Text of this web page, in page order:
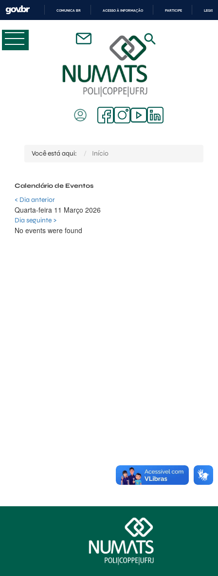
CONTEÚDO
COMUNICA BR ACESSO À INFORMAÇÃO PARTICIPE
Você está aqui: Início
Calendário de Eventos
< Dia anterior
Quarta-feira 11 Março 2026
Dia seguinte >
No events were found